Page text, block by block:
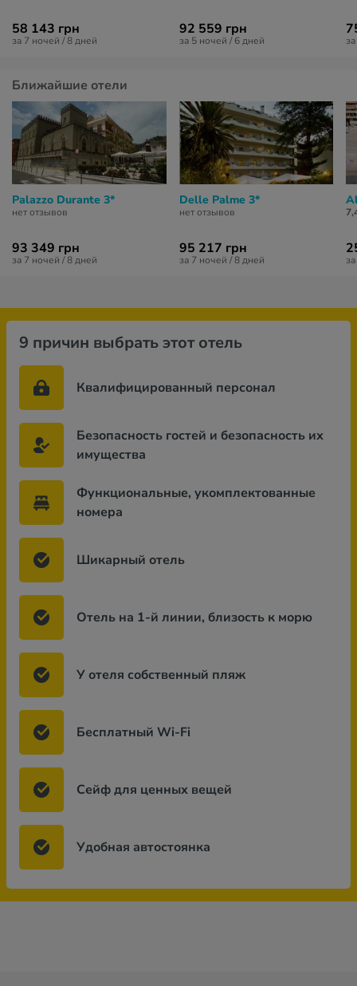
58 143 грн
за 7 ночей / 8 дней
92 559 грн
за 5 ночей / 6 дней
Ближайшие отели
Palazzo Durante 3*
нет отзывов
93 349 грн
за 7 ночей / 8 дней
Delle Palme 3*
нет отзывов
95 217 грн
за 7 ночей / 8 дней
9 причин выбрать этот отель
Квалифицированный персонал
Безопасность гостей и безопасность их
имущества
Функциональные, укомплектованные
номера
Шикарный отель
Отель на 1-й линии, близость к морю
У отеля собственный пляж
Бесплатный Wi-Fi
Сейф для ценных вещей
Удобная автостоянка